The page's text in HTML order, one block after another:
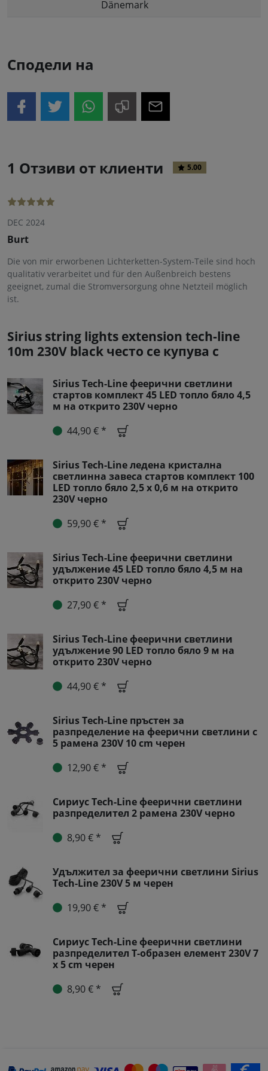
Dänemark
Сподели на
1 Отзиви от клиенти 5.00
DEC 2024
Burt
Die von mir erworbenen Lichterketten-System-Teile sind hoch
qualitativ verarbeitet und für den Außenbreich bestens
geeignet, zumal die Stromversorgung ohne Netzteil möglich
ist.
Sirius string lights extension tech-line
10m 230V black често се купува с
Sirius Tech-Line феерични светлини
стартов комплект 45 LED топло бяло 4,5
м на открито 230V черно
44,90 € *
Sirius Tech-Line ледена кристална
светлинна завеса стартов комплект 100
LED топло бяло 2,5 x 0,6 м на открито
230V черно
59,90 € *
Sirius Tech-Line феерични светлини
удължение 45 LED топло бяло 4,5 м на
открито 230V черно
27,90 € *
Sirius Tech-Line феерични светлини
удължение 90 LED топло бяло 9 м на
открито 230V черно
44,90 € *
Sirius Tech-Line пръстен за
разпределение на феерични светлини с
5 рамена 230V 10 cm черен
12,90 € *
Сириус Tech-Line феерични светлини
разпределител 2 рамена 230V черно
8,90 € *
Удължител за феерични светлини Sirius
Tech-Line 230V 5 м черен
19,90 € *
Сириус Tech-Line феерични светлини
разпределител Т-образен елемент 230V 7
x 5 cm черен
8,90 € *